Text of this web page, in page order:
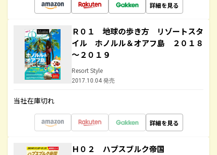
詳細を見る
Ｒ０１ 地球の歩き方 リゾートスタ
イル ホノルル＆オアフ島 ２０１８
～２０１９
Resort Style
2017.10.04 発売
当社在庫切れ
詳細を見る
Ｈ０２ ハプスブルク帝国